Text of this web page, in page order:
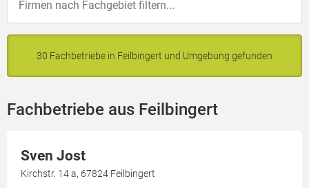
30 Fachbetriebe in Feilbingert und Umgebung gefunden
Fachbetriebe aus Feilbingert
Sven Jost
Kirchstr. 14 a, 67824 Feilbingert